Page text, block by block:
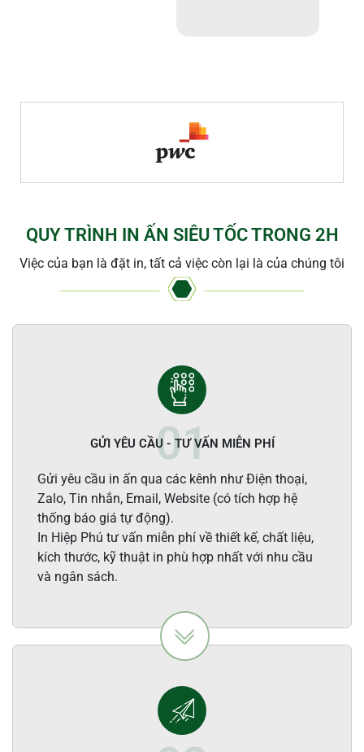
QUY TRÌNH IN ẤN SIÊU TỐC TRONG 2H
Việc của bạn là đặt in, tất cả việc còn lại là của chúng tôi
GỬI YÊU CẦU - TƯ VẤN MIỄN PHÍ
Gửi yêu cầu in ấn qua các kênh như Điện thoại,
Zalo, Tin nhắn, Email, Website (có tích hợp hệ
thống báo giá tự động).
In Hiệp Phú tư vấn miễn phí về thiết kế, chất liệu,
kích thước, kỹ thuật in phù hợp nhất với nhu cầu
và ngân sách.